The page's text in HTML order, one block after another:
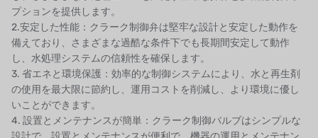
プションを提供します。
2.安定した性能：クラーク制御弁は堅牢な設計と安定した動作を
備えており、さまざまな過酷な条件下でも長期間安定して動作
し、水処理システムの信頼性を確保します。
3. 省エネと環境保護：効率的な制御システムにより、水と再生剤
の使用を最大限に節約し、運用コストを削減し、より環境に優し
いことができます。
4. 設置とメンテナンスが簡単：クラーク制御バルブはシンプルな